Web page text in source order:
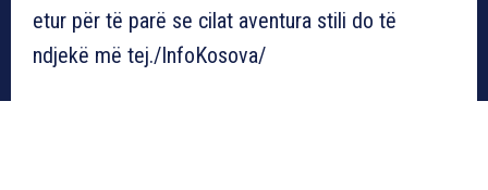
etur për të parë se cilat aventura stili do të
ndjekë më tej./InfoKosova/